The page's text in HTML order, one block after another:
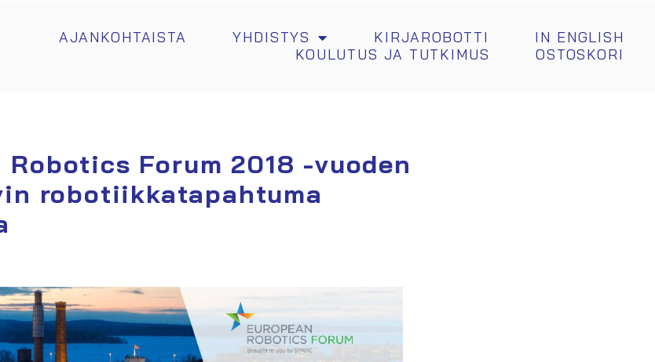
AJANKOHTAISTA YHDISTYS KIRJAROBOTTI
IN ENGLISH
KOULUTUS JA TUTKIMUS
OSTOSKORI
Robotics Forum 2018 -vuoden
robotiikkatapahtuma